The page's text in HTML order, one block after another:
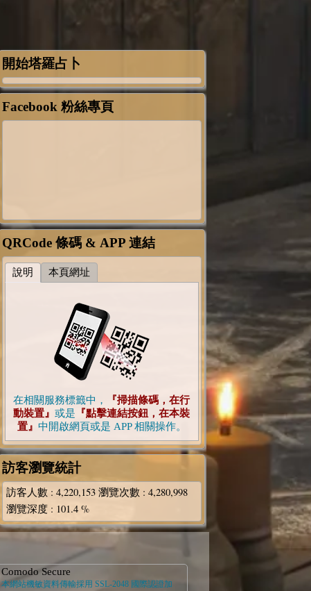
開始塔羅占卜
Facebook 粉絲專頁
QRCode 條碼 & APP 連結
說明 本頁網址
在相關服務標籤中，
『掃描條碼，在行
動裝置』 或是 『點擊連結按鈕，在本裝
置』 中開啟網頁或是 APP 相關操作。
訪客瀏覽統計
訪客人數: 4,220,153 瀏覽次數: 4,280,998
瀏覽深度: 101.4 %
Comodo Secure
本網站機敏資料傳輸採用 SSL-2048 國際認證加